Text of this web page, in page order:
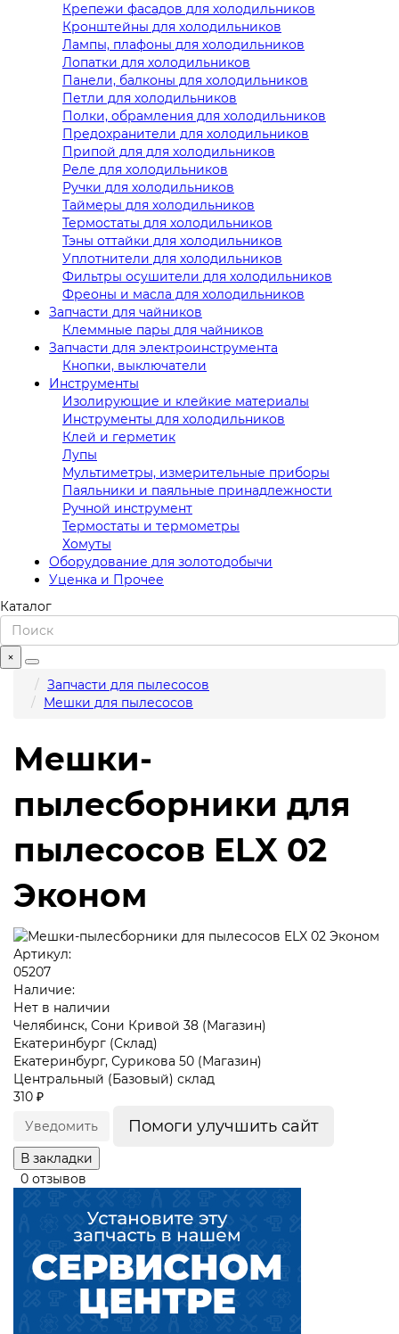
Крепежи фасадов для холодильников
Кронштейны для холодильников
Лампы, плафоны для холодильников
Лопатки для холодильников
Панели, балконы для холодильников
Петли для холодильников
Полки, обрамления для холодильников
Предохранители для холодильников
Припой для для холодильников
Реле для холодильников
Ручки для холодильников
Таймеры для холодильников
Термостаты для холодильников
Тэны оттайки для холодильников
Уплотнители для холодильников
Фильтры осушители для холодильников
Фреоны и масла для холодильников
Запчасти для чайников
Клеммные пары для чайников
Запчасти для электроинструмента
Кнопки, выключатели
Инструменты
Изолирующие и клейкие материалы
Инструменты для холодильников
Клей и герметик
Лупы
Мультиметры, измерительные приборы
Паяльники и паяльные принадлежности
Ручной инструмент
Термостаты и термометры
Хомуты
Оборудование для золотодобычи
Уценка и Прочее
Каталог
×
Запчасти для пылесосов
Мешки для пылесосов
Мешки-
пылесборники для
пылесосов ELX 02
Эконом
Артикул:
05207
Наличие:
Нет в наличии
Челябинск, Сони Кривой 38 (Магазин)
Екатеринбург (Склад)
Екатеринбург, Сурикова 50 (Магазин)
Центральный (Базовый) склад
310 ₽
Уведомить
Помоги улучшить сайт
В закладки
0 отзывов